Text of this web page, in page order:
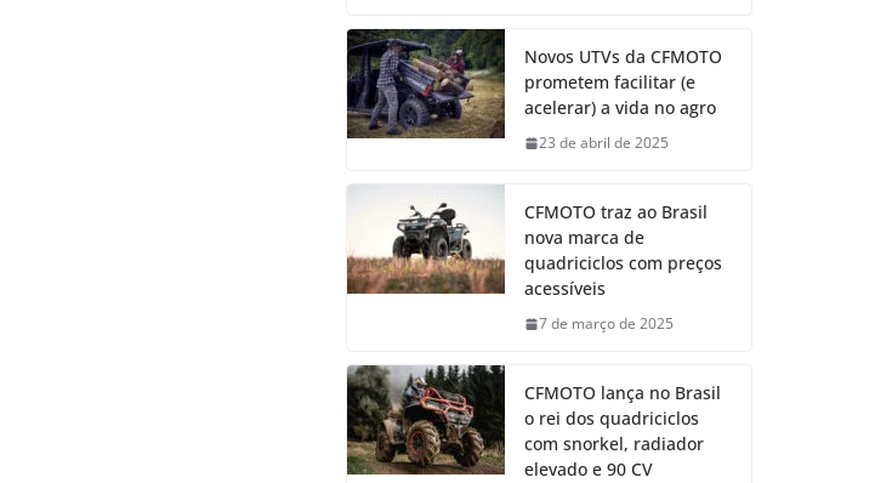
Novos UTVs da CFMOTO
prometem facilitar (e
acelerar) a vida no agro
23 de abril de 2025
CFMOTO traz ao Brasil
nova marca de
quadriciclos com preços
acessíveis
7 de março de 2025
CFMOTO lança no Brasil
o rei dos quadriciclos
com snorkel, radiador
elevado e 90 CV